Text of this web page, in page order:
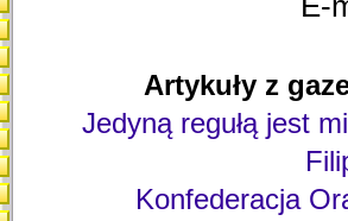
Artykuły z
Jedyną regułą jest
Konfederacja